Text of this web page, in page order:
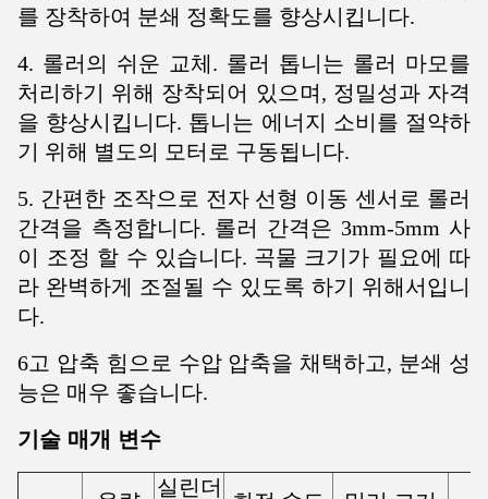
를 장착하여 분쇄 정확도를 향상시킵니다.
4. 롤러의 쉬운 교체. 롤러 톱니는 롤러 마모를
처리하기 위해 장착되어 있으며, 정밀성과 자격
을 향상시킵니다. 톱니는 에너지 소비를 절약하
기 위해 별도의 모터로 구동됩니다.
5. 간편한 조작으로 전자 선형 이동 센서로 롤러
간격을 측정합니다. 롤러 간격은 3mm-5mm 사
이 조정 할 수 있습니다. 곡물 크기가 필요에 따
라 완벽하게 조절될 수 있도록 하기 위해서입니
다.
6고 압축 힘으로 수압 압축을 채택하고, 분쇄 성
능은 매우 좋습니다.
기술 매개 변수
실린더